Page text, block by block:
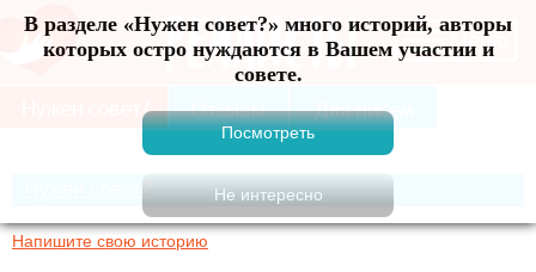
В разделе «Нужен совет?» много историй, авторы
которых остро нуждаются в Вашем участии и
совете.
Меню
Нужен совет?
Напишите свою историю